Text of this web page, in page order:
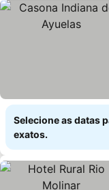
Selecione as datas
exatos.